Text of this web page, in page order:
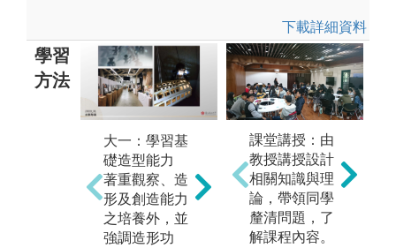
下載詳細資料
學習
方法
大一：學習基
礎造型能力
著重觀察、造
形及創造能力
之培養外，並
強調造形功
大二：著重加
工製成訓練能
力
除分析及表達
能力之培養
外，並加強材
課堂講授：由
教授講授設計
相關知識與理
論，帶領同學
釐清問題，了
解課程內容。